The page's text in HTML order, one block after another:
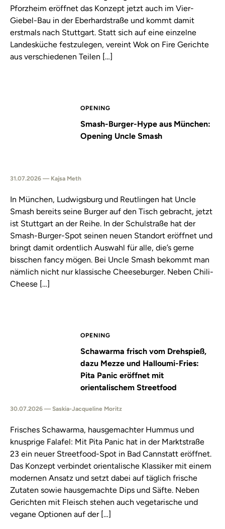
Pforzheim eröffnet das Konzept jetzt auch im Vier-
Giebel-Bau in der Eberhardstraße und kommt damit
erstmals nach Stuttgart. Statt sich auf eine einzelne
Landesküche festzulegen, vereint Wok on Fire Gerichte
aus verschiedenen Teilen […]
OPENING
Smash-Burger-Hype aus München:
Opening Uncle Smash
31.07.2026 — Kajsa Meth
In München, Ludwigsburg und Reutlingen hat Uncle
Smash bereits seine Burger auf den Tisch gebracht, jetzt
ist Stuttgart an der Reihe. In der Schulstraße hat der
Smash-Burger-Spot seinen neuen Standort eröffnet und
bringt damit ordentlich Auswahl für alle, die’s gerne
bisschen fancy mögen. Bei Uncle Smash bekommt man
nämlich nicht nur klassische Cheeseburger. Neben Chili-
Cheese […]
OPENING
Schawarma frisch vom Drehspieß,
dazu Mezze und Halloumi-Fries:
Pita Panic eröffnet mit
orientalischem Streetfood
30.07.2026 — Saskia-Jacqueline Moritz
Frisches Schawarma, hausgemachter Hummus und
knusprige Falafel: Mit Pita Panic hat in der Marktstraße
23 ein neuer Streetfood-Spot in Bad Cannstatt eröffnet.
Das Konzept verbindet orientalische Klassiker mit einem
modernen Ansatz und setzt dabei auf täglich frische
Zutaten sowie hausgemachte Dips und Säfte. Neben
Gerichten mit Fleisch stehen auch vegetarische und
vegane Optionen auf der […]